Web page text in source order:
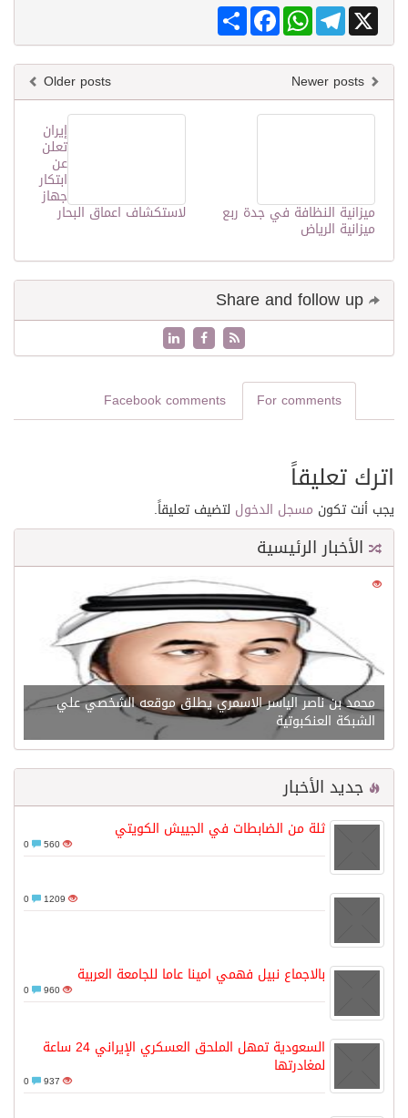
Share
FacebookWhatsAppTelegram X
Older posts
إيران
تعلن
عن
ابتكار
جهاز
لاستكشاف اعماق البحار ميزانية النظافة في جدة ربع
ميزانية الرياض
For comments
Facebook comments
اترك تعليقاً
يجب أنت تكون مسجل الدخول لتضيف تعليقاً.
الأخبار الرئيسية
21530
محمد بن ناصر الياسر الاسمري يطلق موقعه الشخصي علي
الشبكة العنكبوتية
جديد الأخبار
ثلة من الضابطات في الجييش الكويتي
560
1209
بالاجماع نبيل فهمي امينا عاما للجامعة العربية
960
السعودية تمهل الملحق العسكري الإيراني 24 ساعة
لمغادرتها
937